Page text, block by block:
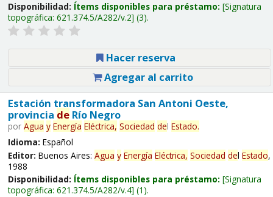
Disponibilidad: Ítems disponibles para préstamo: Signatura
topográfica: 621.374.5/A282/v.2 (3).
Hacer reserva
Agregar al carrito
Estación transformadora San Antoni Oeste,
provincia deRío Negro
por Agua y Energía Eléctrica, Sociedad del Estado.
Idioma: Español
Editor: Buenos Aires: Agua y Energía Eléctrica, Sociedad del Estado,
1988
Disponibilidad: Ítems disponibles para préstamo: Signatura
topográfica: 621.374.5/A282/v.4 (1).